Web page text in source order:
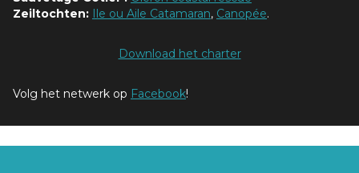
Zeiltochten: Ile ou Aile Catamaran, Canopée.
Download het charter
Volg het netwerk op Facebook!